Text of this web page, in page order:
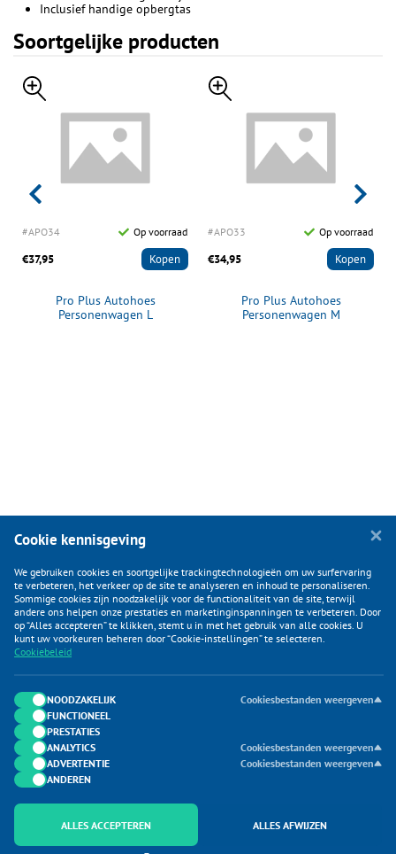
Inclusief handige opbergtas
Soortgelijke producten
#APO34 Op voorraad
€37,95 Kopen
Pro Plus Autohoes
Personenwagen L
#APO33 Op voorraad
€34,95 Kopen
Pro Plus Autohoes
Personenwagen M
KLANTENSERVICE
CATEGORIEËN
DUIJVELAAR E-COMMERCE
CONTACTEN
Cookie kennisgeving
We gebruiken cookies en soortgelijke trackingtechnologieën om uw surfervaring
te verbeteren, het verkeer op de site te analyseren en inhoud te personaliseren.
Sommige cookies zijn noodzakelijk voor de functionaliteit van de site, terwijl
andere ons helpen onze prestaties en marketinginspanningen te verbeteren. Door
op “Alles accepteren” te klikken, stemt u in met het gebruik van alle cookies. U
kunt uw voorkeuren beheren door “Cookie-instellingen” te selecteren.
Cookiebeleid
NOODZAKELIJK
Cookiesbestanden weergeven
FUNCTIONEEL
PRESTATIES
ANALYTICS
Cookiesbestanden weergeven
ADVERTENTIE
Cookiesbestanden weergeven
ANDEREN
ALLES ACCEPTEREN ALLES AFWIJZEN